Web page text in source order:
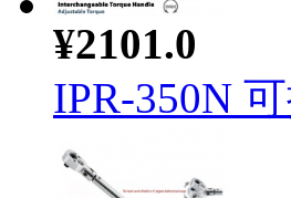
¥2101.0
IPR-350N